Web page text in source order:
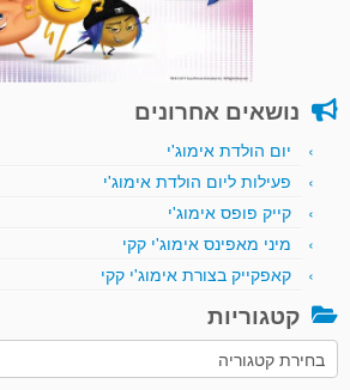
נושאים אחרונים
יום הולדת אימוג'י
פעילות ליום הולדת אימוג'י
קייק פופס אימוג'י
מיני מאפינס אימוג'י קקי
קאפקייק בצורת אימוג'י קקי
קטגוריות
קטגוריות